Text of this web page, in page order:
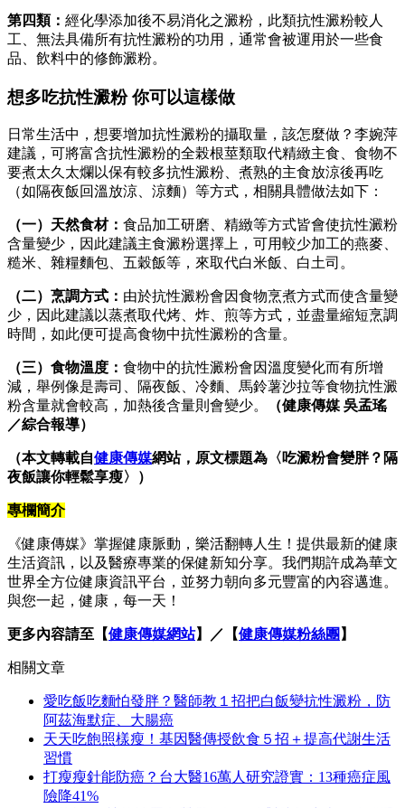
第四類： 經化學添加後不易消化之澱粉，此類抗性澱粉較人
工、無法具備所有抗性澱粉的功用，通常會被運用於一些食
品、飲料中的修飾澱粉。
想多吃抗性澱粉 你可以這樣做
日常生活中，想要增加抗性澱粉的攝取量，該怎麼做？李婉萍
建議，可將富含抗性澱粉的全榖根莖類取代精緻主食、食物不
要煮太久太爛以保有較多抗性澱粉、煮熟的主食放涼後再吃
（如隔夜飯回溫放涼、涼麵）等方式，相關具體做法如下：
（一）天然食材： 食品加工研磨、精緻等方式皆會使抗性澱粉
含量變少，因此建議主食澱粉選擇上，可用較少加工的燕麥、
糙米、雜糧麵包、五穀飯等，來取代白米飯、白土司。
（二）烹調方式： 由於抗性澱粉會因食物烹煮方式而使含量變
少，因此建議以蒸煮取代烤、炸、煎等方式，並盡量縮短烹調
時間，如此便可提高食物中抗性澱粉的含量。
（三）食物溫度： 食物中的抗性澱粉會因溫度變化而有所增
減，舉例像是壽司、隔夜飯、冷麵、馬鈴薯沙拉等食物抗性澱
粉含量就會較高，加熱後含量則會變少。
（健康傳媒 吳孟瑤
／綜合報導）
（本文轉載自健康傳媒網站，原文標題為〈吃澱粉會變胖？隔
夜飯讓你輕鬆享瘦〉）
專欄簡介
《健康傳媒》掌握健康脈動，樂活翻轉人生！提供最新的健康
生活資訊，以及醫療專業的保健新知分享。我們期許成為華文
世界全方位健康資訊平台，並努力朝向多元豐富的內容邁進。
與您一起，健康，每一天！
更多內容請至【健康傳媒網站】／【健康傳媒粉絲團 】
相關文章
愛吃飯吃麵怕發胖？醫師教１招把白飯變抗性澱粉，防
阿茲海默症、大腸癌
天天吃飽照樣瘦！基因醫傳授飲食５招＋提高代謝生活
習慣
打瘦瘦針能防癌？台大醫16萬人研究證實：13種癌症風
險降41%